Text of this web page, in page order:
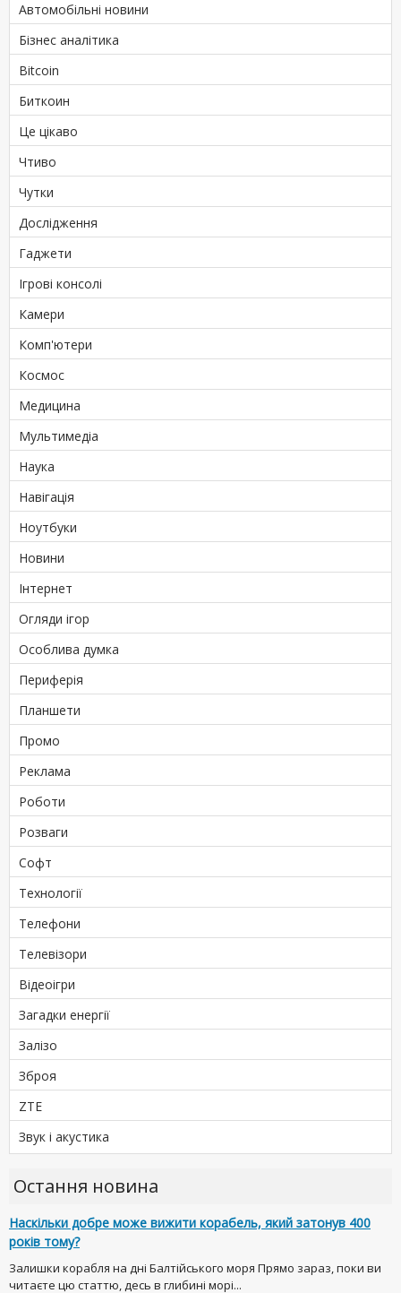
Автомобільні новини
Бізнес аналітика
Bitcoin
Биткоин
Це цікаво
Чтиво
Чутки
Дослідження
Гаджети
Ігрові консолі
Камери
Комп'ютери
Космос
Медицина
Мультимедіа
Наука
Навігація
Ноутбуки
Новини
Інтернет
Огляди ігор
Особлива думка
Периферія
Планшети
Промо
Реклама
Роботи
Розваги
Софт
Технології
Телефони
Телевізори
Відеоігри
Загадки енергії
Залізо
Зброя
ZTE
Звук і акустика
Остання новина
Наскільки добре може вижити корабель, який затонув 400
років тому?
Залишки корабля на дні Балтійського моря Прямо зараз, поки ви
читаєте цю статтю, десь в глибині морі...